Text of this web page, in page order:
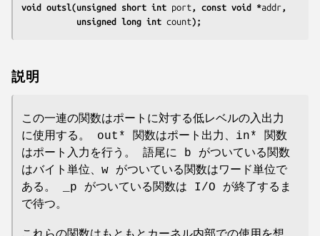
void outsl(unsigned short int port , const void *addr ,
           unsigned long int
count);
説明
この一連の関数はポートに対する低レベルの入出力
に使用する。 out* 関数はポート出力、in* 関数
はポート入力を行う。 語尾に b がついている関数
はバイト単位、w がついている関数はワード単位で
ある。 _p がついている関数は I/O が終了するま
で待つ。